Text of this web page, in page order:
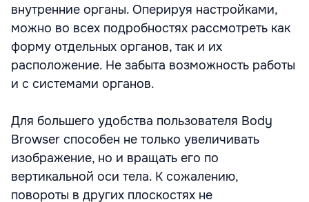
внутренние органы. Оперируя настройками,
можно во всех подробностях рассмотреть как
форму отдельных органов, так и их
расположение. Не забыта возможность работы
и с системами органов.
Для большего удобства пользователя Body
Browser способен не только увеличивать
изображение, но и вращать его по
вертикальной оси тела. К сожалению,
повороты в других плоскостях не